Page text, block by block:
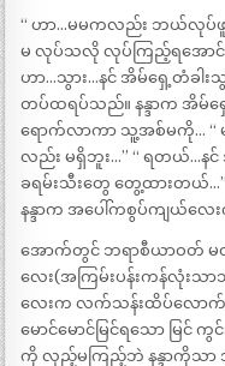
“ ဟာ…မမကလည်း ဘယ်လုပ်ဖူ
မ လုပ်သလို လုပ်ကြည့်ရအောင် ”
ဟာ…သွား…နင် အိမ်ရှေ့တံခါး
တပ်ထရပ်သည်။ နန္ဒာက အိမ်ရှေ့
ရောက်လာကာ သူ့အစ်မကို…
လည်း မရှိဘူး…” “ ရတယ်…နင်
ခရမ်းသီးတွေ တွေ့ထားတယ်…”
နန္ဒာက အပေါ်ကစွပ်ကျယ်လေ
အောက်တွင် ဘရာစီယာဝတ် မထ
လေး(အကြမ်းပန်းကန်လုံးသာ
လေးက လက်သန်းထိပ်လောက်
မောင်မောင်မြင်ရသော မြင်
ကို လှည့်မကြည့်ဘဲ နန္ဒာကိုသာ